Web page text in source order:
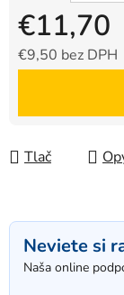
€11,70
€9,50 bez DPH
Tlač
Neviete si
Naša online